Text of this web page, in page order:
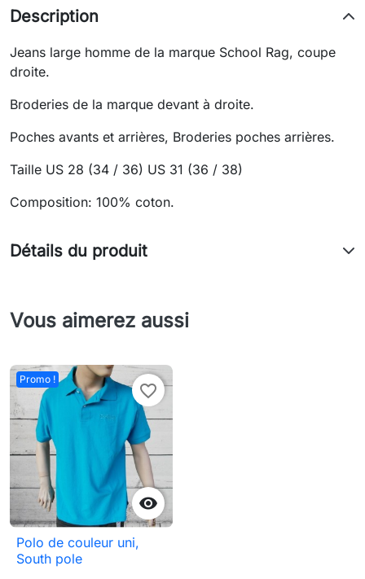
Description
Jeans large homme de la marque School Rag, coupe
droite.
Broderies de la marque devant à droite.
Poches avants et arrières, Broderies poches arrières.
Taille US 28 (34 / 36) US 31 (36 / 38)
Composition: 100% coton.
Détails du produit
Vous aimerez aussi
Promo !

favorite_border
Polo de couleur uni,
South pole